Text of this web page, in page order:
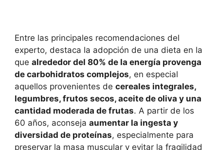
Entre las principales recomendaciones del
experto, destaca la adopción de una dieta en la
que alrededor del 80% de la energía provenga
de carbohidratos complejos, en especial
aquellos provenientes de cereales integrales,
legumbres, frutos secos, aceite de oliva y una
cantidad moderada de frutas. A partir de los
60 años, aconseja aumentar la ingesta y
diversidad de proteínas, especialmente para
preservar la masa muscular y evitar la fragilidad